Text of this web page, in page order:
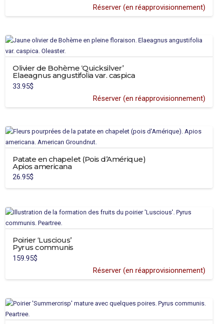
Réserver (en réapprovisionnement)
Olivier de Bohème ‘Quicksilver’
Elaeagnus angustifolia var. caspica
33.95$
Réserver (en réapprovisionnement)
Patate en chapelet (Pois d’Amérique)
Apios americana
26.95$
Poirier ‘Luscious’
Pyrus communis
159.95$
Réserver (en réapprovisionnement)